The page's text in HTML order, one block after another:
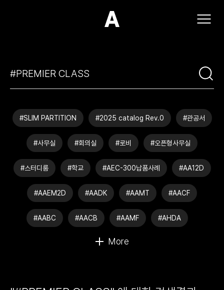
(주)아모스아인스가구
#SLIM PARTITION #2025 catalog Rev.0 #관공서
#사무실 #회의실 #로비 #오픈형사무실
#스터디룸 #학교 #AEC-300납품사례 #AA12D
#AAEM2D #AADK #AAMT #AACF
#AABC #AACB #AAMF #AHDA